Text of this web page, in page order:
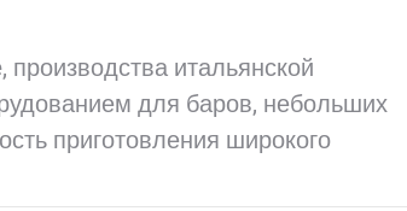
, производства итальянской
для баров, небольших
приготовления широкого